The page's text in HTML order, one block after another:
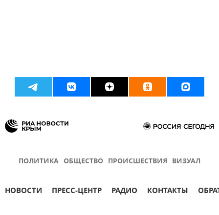
ПОЛИТИКА ОБЩЕСТВО ПРОИСШЕСТВИЯ ВИЗУАЛ
НОВОСТИ ПРЕСС-ЦЕНТР РАДИО КОНТАКТЫ